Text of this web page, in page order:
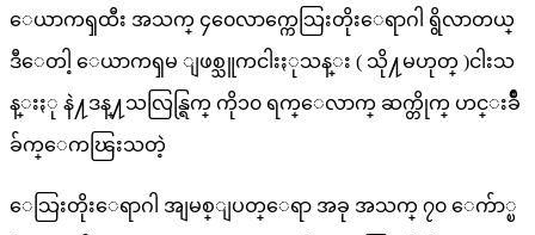
ေယာကၡထီး အသက္ ၄၀ေလာက္ကေသြးတိုးေရာဂါ ရွိလာတယ္
ဒီေတါ့ ေယာကၡမ ျဖစ္သူကငါးႏုသန္း ( သို႔မဟုတ္ )ငါးသ
န္းႏု နဲ႔ဒန္႔သလြန္ရြက္ ကို၁၀ ရက္ေလာက္ ဆက္တိုက္ ဟင္းခ်ိဳ
ခ်က္ေကၽြးသတဲ့
ေသြးတိုးေရာဂါ အျမစ္ျပတ္ေရာ အခု အသက္ ၇၀ ေက်ာ္ၿ